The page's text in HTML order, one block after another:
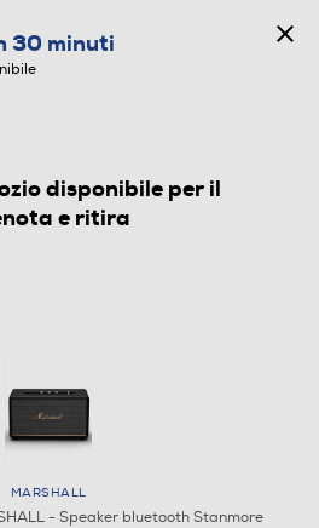
30 minuti
disponibile per il
e ritira
MARSHALL
- Speaker bluetooth Stanmore